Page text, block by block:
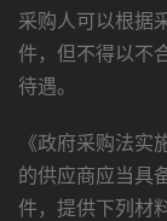
采购人可以根据
件，但不得以不
待遇。
《政府采购法实
的供应商应当具
件，提供下列材